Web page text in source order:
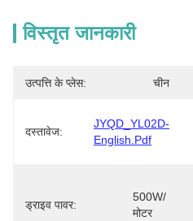
विस्तृत जानकारी
उत्पत्ति के प्लेस: चीन
दस्तावेज:
JYQD_YL02D-
English.pdf
ड्राइव पावर:
500W/
मोटर